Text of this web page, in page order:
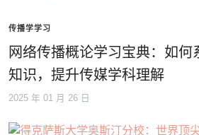
传播学学习
网络传播概论学习宝典：如何
知识，提升传媒学科理解
2025 年 01 月 26 日